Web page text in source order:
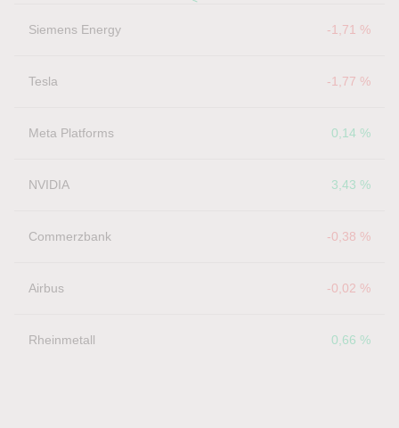
Siemens Energy -1,71 %
Tesla -1,77 %
Meta Platforms 0,14 %
NVIDIA 3,43 %
Commerzbank -0,38 %
Airbus -0,02 %
Rheinmetall 0,66 %